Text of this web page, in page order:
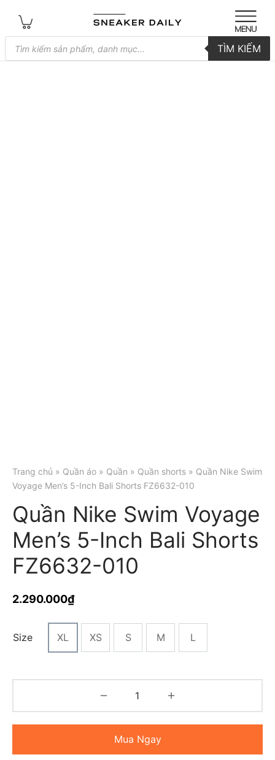
Tìm
kiếm
sản
TÌM KIẾM
Trang chủ » Quần áo » Quần » Quần shorts » Quần Nike Swim
Voyage Men’s 5-Inch Bali Shorts FZ6632-010
Quần Nike Swim Voyage
Men’s 5-Inch Bali Shorts
FZ6632-010
2.290.000₫
Size XL XS S M L
Mua Ngay